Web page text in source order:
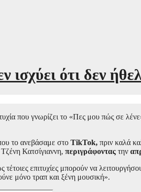
ότι δεν
που γνωρίζει το «Πες μου πώς σε λένε»
το ανεβάσαμε στο TikTok, πριν καλά
Κατσίγιαννη, περιγράφοντας την
τέτοιες επιτυχίες μπορούν να
μόνο τραπ και ξένη μουσική».